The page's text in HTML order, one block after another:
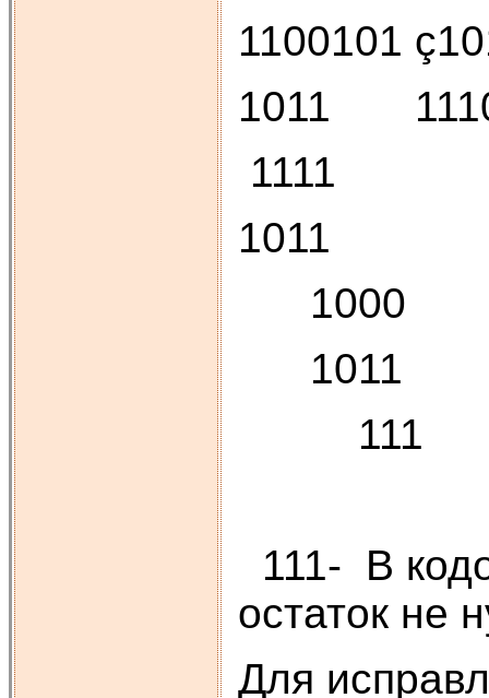
1011
1111
1011
1000
1011
111
111- В
остаток не
Для